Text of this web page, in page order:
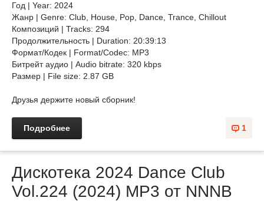
Год | Year: 2024
Жанр | Genre: Club, House, Pop, Dance, Trance, Chillоut
Композиций | Tracks: 294
Продолжительность | Duration: 20:39:13
Формат/Кодек | Format/Codec: MP3
Битрейт аудио | Audio bitrate: 320 kbps
Размер | File size: 2.87 GB
Друзья держите новый сборник!
1
Подробнее
Дискотека 2024 Dance Club
Vol.224 (2024) MP3 от NNNB